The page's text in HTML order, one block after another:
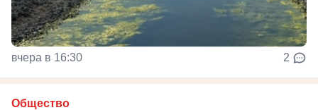
вчера в 16:30 2
Общество